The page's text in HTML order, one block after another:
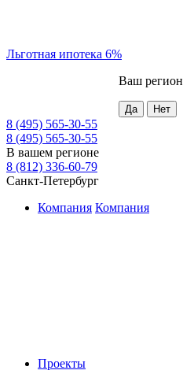
Льготная ипотека 6%
Ваш регион
8 (495) 565-30-55
8 (495) 565-30-55
В вашем регионе
8 (812) 336-60-79
Санкт-Петербург
Компания Компания
Проекты